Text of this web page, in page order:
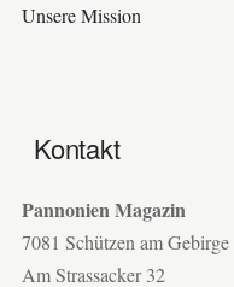
Unsere Mission
Kontakt
Pannonien Magazin
7081 Schützen am Gebirge
Am Strassacker 32